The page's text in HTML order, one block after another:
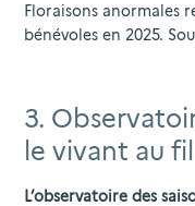
Floraisons anormales
bénévoles en 2025.
3.
le vivant au
L’observatoire des